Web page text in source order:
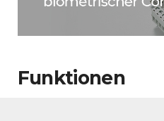
Funktionen